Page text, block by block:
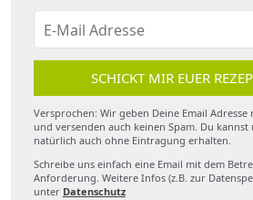
SCHICKT MIR EUER
Versprochen: Wir geben Deine Email
und versenden auch keinen Spam. Du kannst
natürlich auch ohne Eintragung erhalten.
Schreibe uns einfach eine Email mit dem
Anforderung. Weitere Infos (z.B. zur
unter Datenschutz